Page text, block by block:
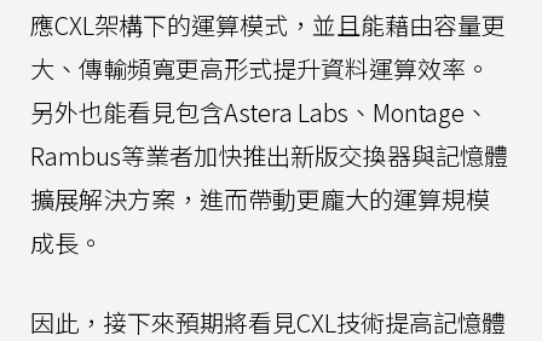
應CXL架構下的運算模式，並且能藉由容量更
大、傳輸頻寬更高形式提升資料運算效率。
另外也能看見包含Astera Labs、Montage、
Rambus等業者加快推出新版交換器與記憶體
擴展解決方案，進而帶動更龐大的運算規模
成長。
因此，接下來預期將看見CXL技術提高記憶體